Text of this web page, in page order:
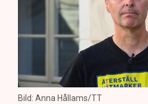
Bild: Anna Hållams/TT